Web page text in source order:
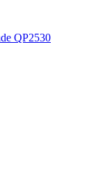
QP2530